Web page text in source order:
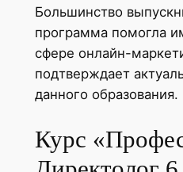
Большинство
программа помогла
сфере онлайн-
подтверждает
данного образования.
Курс